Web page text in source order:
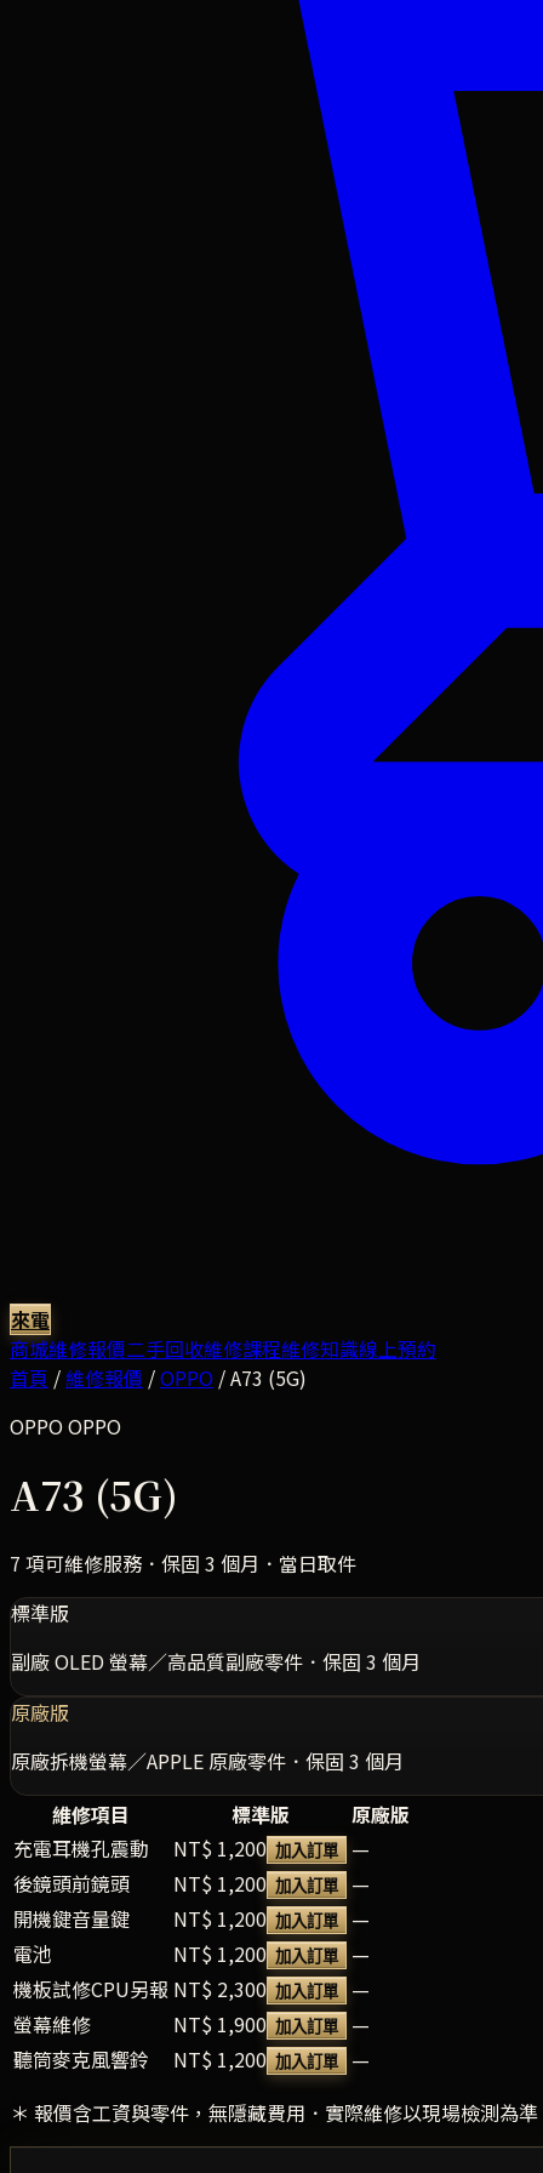
來電
商城維修報價二手回收維修課程維修知識線上預約
首頁 /維修報價 /OPPO /A73 (5G)
OPPO OPPO
A73 (5G)
7 項可維修服務．保固 3 個月．當日取件
標準版
副廠 OLED 螢幕／高品質副廠零件．保固 3 個月
原廠版
原廠拆機螢幕／APPLE 原廠零件．保固 3 個月
維修項目
標準版
原廠版
充電耳機孔震動
NT$ 1,200 加入訂單
—
後鏡頭前鏡頭
NT$ 1,200 加入訂單
—
開機鍵音量鍵
NT$ 1,200 加入訂單
—
電池
NT$ 1,200 加入訂單
—
機板試修CPU另報 NT$ 2,300 加入訂單
—
螢幕維修
NT$ 1,900 加入訂單
—
聽筒麥克風響鈴
NT$ 1,200 加入訂單
—
＊ 報價含工資與零件，無隱藏費用．實際維修以現場檢測為